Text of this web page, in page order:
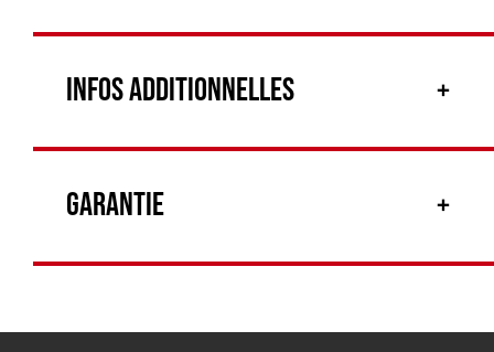
INFOS ADDITIONNELLES
GARANTIE